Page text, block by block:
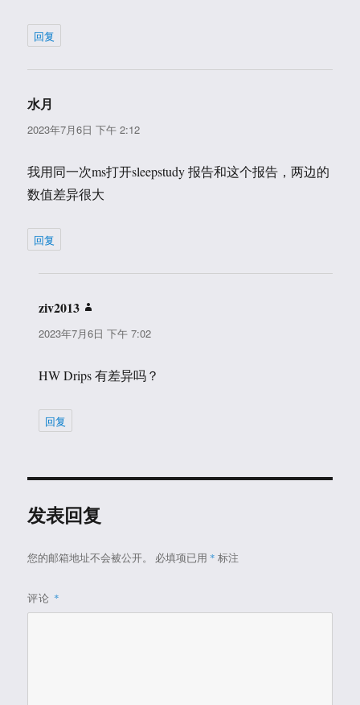
回复
水月
道：
2023年7月6日 下午 2:12
我用同一次ms打开sleepstudy 报告和这个报告，两边的
数值差异很大
回复
ziv2013
道：
2023年7月6日 下午 7:02
HW Drips 有差异吗？
回复
发表回复
您的邮箱地址不会被公开。 必填项已用 * 标注
评论 *